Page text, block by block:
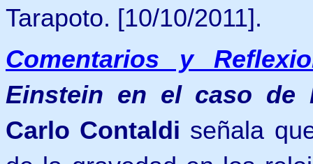
Tarapoto. [10/10/2011].
Comentarios y
Einstein en el caso de
Carlo Contaldi señala